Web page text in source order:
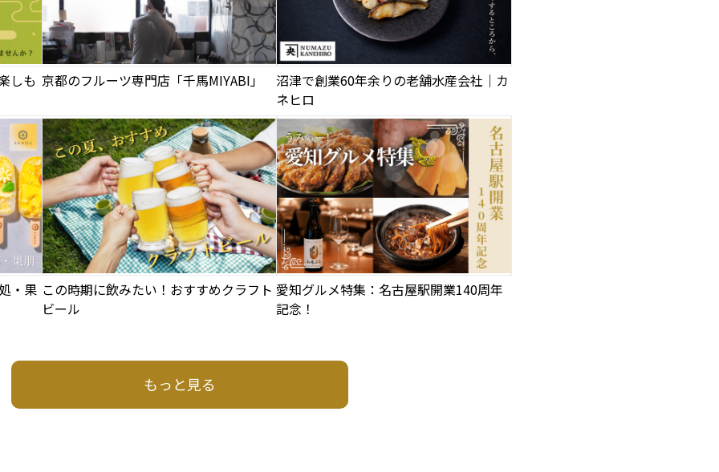
しも 京都のフルーツ専門店「千馬MIYABI」
沼津で創業60年余りの老舗水産会社｜カ
ネヒロ
・果 この時期に飲みたい！おすすめクラフト
ビール
愛知グルメ特集：名古屋駅開業140周年
記念！
もっと見る